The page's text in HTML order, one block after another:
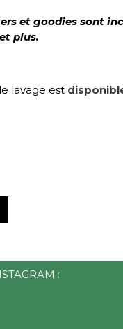
et goodies sont
plus.
lavage est